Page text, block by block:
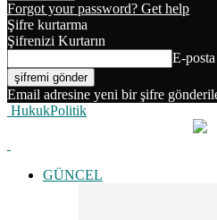
Forgot your password? Get help
Şifre kurtarma
Şifrenizi Kurtarın
E-posta
Email adresine yeni bir şifre
HukukPolitik
GÜNCEL